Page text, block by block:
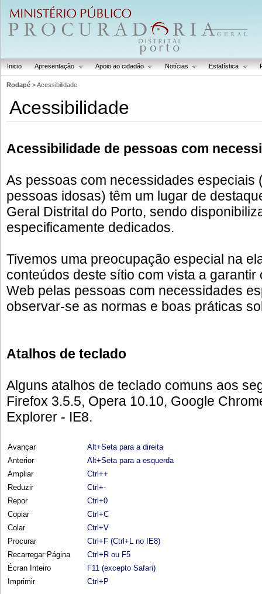
Inicio Apresentação Apoio ao cidadão Notícias Estatística
Rodapé > Acessibilidade
Acessibilidade
Acessibilidade de pessoas com
As pessoas com necessidades especiais
pessoas idosas) têm um lugar de
Geral Distrital do Porto, sendo
especificamente dedicados.
Tivemos uma preocupação especial na
conteúdos deste sítio com vista a
Web pelas pessoas com necessidades
observar-se as normas e boas práticas
Atalhos de teclado
Alguns atalhos de teclado comuns aos
Firefox 3.5.5, Opera 10.10, Google
Explorer - IE8.
Avançar
Alt+Seta para a direita
Anterior
Alt+Seta para a esquerda
Ampliar
Ctrl++
Reduzir
Ctrl+-
Repor
Ctrl+0
Copiar
Ctrl+C
Colar
Ctrl+V
Procurar
Ctrl+F (Ctrl+L no IE8)
Recarregar Página
Ctrl+R ou F5
Écran Inteiro
F11 (excepto Safari)
Imprimir
Ctrl+P